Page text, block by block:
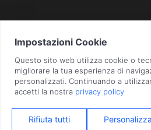
Bergamo n. 01496180165 · Capitale